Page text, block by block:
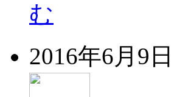
む
2016年6月9日